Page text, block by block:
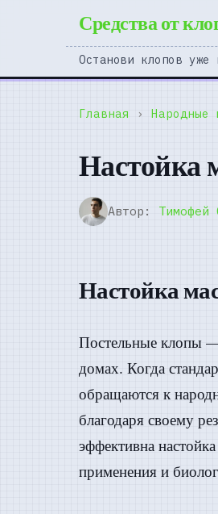
Средства от
Останови клопов уже
Главная › Народные
Настойка
Автор: Тимофей
Настойка
Постельные клопы
домах. Когда
обращаются к
благодаря своему
эффективна
применения и